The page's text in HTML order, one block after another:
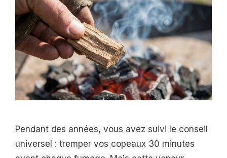
Pendant des années, vous avez suivi le conseil
universel : tremper vos copeaux 30 minutes